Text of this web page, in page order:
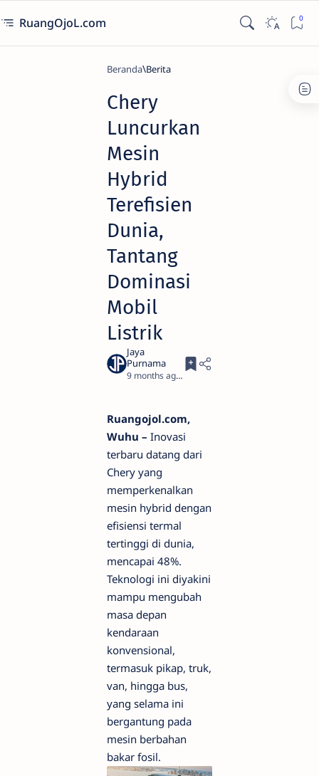
RuangOjoL.com
Beranda Berita
Chery
Luncurkan
Mesin
Hybrid
Terefisien
Dunia,
Tantang
Dominasi
Mobil
Listrik
9 months ago
Ruangojol.com,
Wuhu – Inovasi
terbaru datang dari
Chery yang
memperkenalkan
mesin hybrid dengan
efisiensi termal
tertinggi di dunia,
mencapai 48%.
Teknologi ini diyakini
mampu mengubah
masa depan
kendaraan
konvensional,
termasuk pikap, truk,
van, hingga bus,
yang selama ini
bergantung pada
mesin berbahan
bakar fosil.